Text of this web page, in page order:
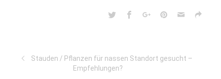
Stauden / Pflanzen für nassen Standort gesucht –
Empfehlungen?